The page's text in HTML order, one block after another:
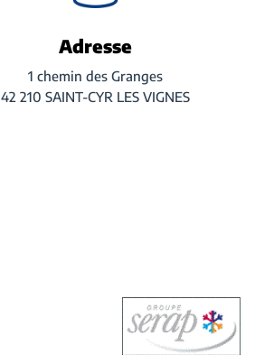
Adresse
1 chemin des Granges
42 210 SAINT-CYR LES VIGNES